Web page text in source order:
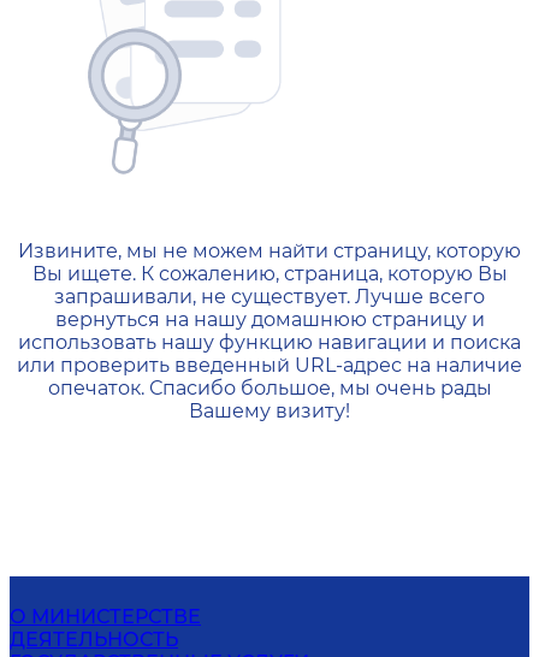
404 — Страница не
Извините, мы не можем найти страницу, которую
Вы ищете. К сожалению, страница, которую Вы
запрашивали, не существует. Лучше всего
вернуться на нашу домашнюю страницу и
использовать нашу функцию навигации и поиска
или проверить введенный URL-адрес на наличие
опечаток. Спасибо большое, мы очень рады
Вашему визиту!
О МИНИСТЕРСТВЕ
ДЕЯТЕЛЬНОСТЬ